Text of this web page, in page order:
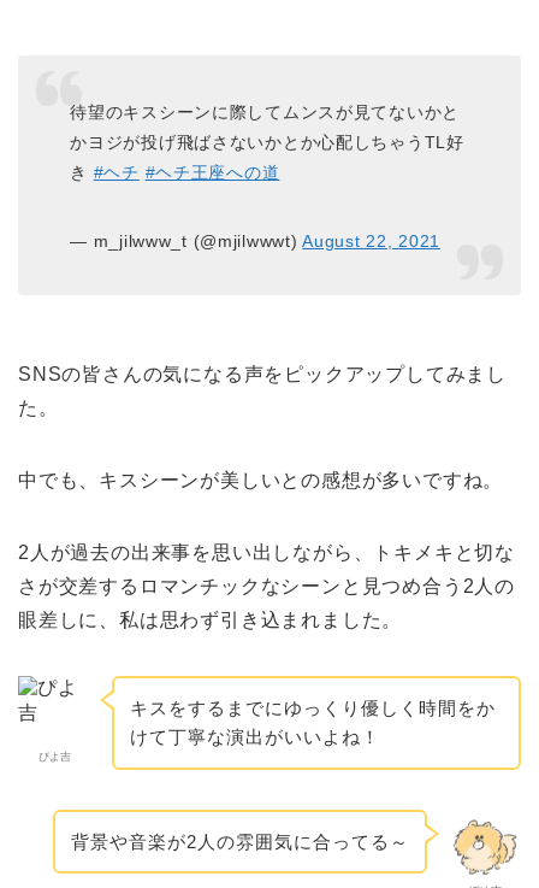
待望のキスシーンに際してムンスが見てないかと
かヨジが投げ飛ばさないかとか心配しちゃうTL好
き #ヘチ #ヘチ王座への道
— m_jilwww_t (@mjilwwwt)August 22, 2021
SNSの皆さんの気になる声をピックアップしてみまし
た。
中でも、キスシーンが美しいとの感想が多いですね。
2人が過去の出来事を思い出しながら、トキメキと切な
さが交差するロマンチックなシーンと見つめ合う2人の
眼差しに、私は思わず引き込まれました。
ぴよ吉
キスをするまでにゆっくり優しく時間をか
けて丁寧な演出がいいよね！
背景や音楽が2人の雰囲気に合ってる～